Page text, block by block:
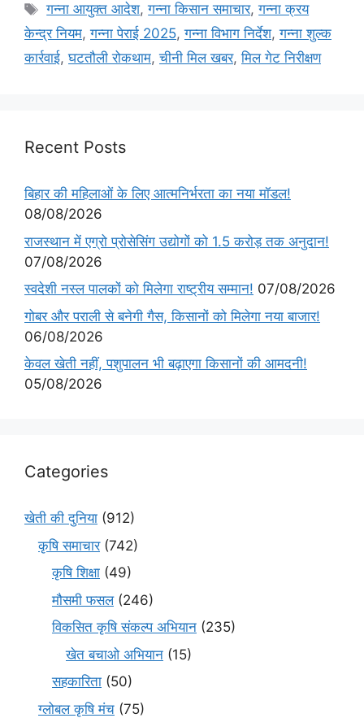
गन्ना आयुक्त आदेश,गन्ना किसान समाचार,गन्ना क्रय
केन्द्र नियम,गन्ना पेराई 2025,गन्ना विभाग निर्देश,गन्ना शुल्क
कार्रवाई,घटतौली रोकथाम,चीनी मिल खबर,मिल गेट निरीक्षण
Recent Posts
बिहार की महिलाओं के लिए आत्मनिर्भरता का नया मॉडल!
08/08/2026
राजस्थान में एग्रो प्रोसेसिंग उद्योगों को 1.5 करोड़ तक अनुदान!
07/08/2026
स्वदेशी नस्ल पालकों को मिलेगा राष्ट्रीय सम्मान! 07/08/2026
गोबर और पराली से बनेगी गैस, किसानों को मिलेगा नया बाजार!
06/08/2026
केवल खेती नहीं, पशुपालन भी बढ़ाएगा किसानों की आमदनी!
05/08/2026
Categories
खेती की दुनिया (912)
कृषि समाचार(742)
कृषि शिक्षा (49)
मौसमी फसल(246)
विकसित कृषि संकल्प अभियान (235)
खेत बचाओ अभियान (15)
सहकारिता (50)
ग्लोबल कृषि मंच (75)